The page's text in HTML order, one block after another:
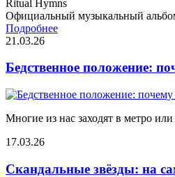
Ritual Hymns
Официальный музыкальный
Подробнее
21.03.26
Бедственное положение:
Многие из нас заходят в метро
17.03.26
Скандальные звёзды: на